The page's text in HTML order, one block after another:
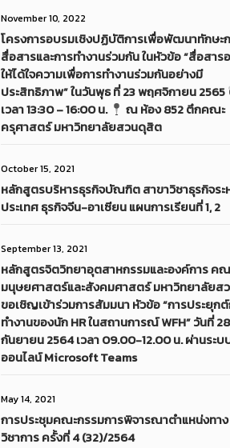
November 10, 2022
โครงการอบรมเชิงปฏิบัติการเพื่อพัฒนาทักษะ
สื่อสารและการทำงานร่วมกัน ในหัวข้อ “สื่อสาร
ให้ได้ใจความเพื่อการทำงานร่วมกันอย่างมี
ประสิทธิภาพ” ในวันพุธ ที่ 23 พฤศจิกายน 2565
เวลา 13:30 – 16:00 น.
ณ ห้อง 852 ตึกคณะ
ครุศาสตร์ มหาวิทยาลัยสวนดุสิต
October 15, 2021
หลักสูตรบริหารธุรกิจบัณฑิต สาขาวิชาธุรกิจระ
ประเทศ ธุรกิจจีน-อาเซียน แผนการเรียนที่ 1, 2
September 13, 2021
หลักสูตรจิตวิทยาอุตสาหกรรมและองค์การ ค
มนุษยศาสตร์และสังคมศาสตร์ มหาวิทยาลัยส
ขอเชิญเข้าร่วมการสัมมนา หัวข้อ “การประยุก
ทำงานของนัก HR ในสถานการณ์ WFH” วันที่ 28
กันยายน 2564 เวลา 09.00-12.00 น. ผ่านระบ
ออนไลน์ Microsoft Teams
May 14, 2021
การประชุมคณะกรรมการพิจารณาตำแหน่งทาง
วิชาการ ครั้งที่ 4 (32)/2564